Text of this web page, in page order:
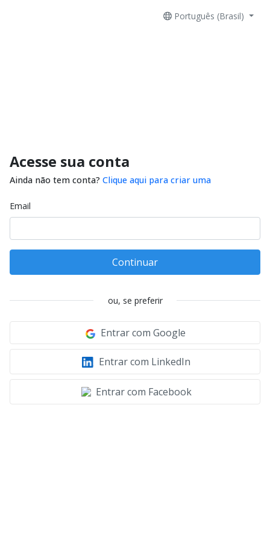
Português (Brasil)
Acesse sua conta
Ainda não tem conta? Clique aqui para criar uma
Email
Continuar
ou, se preferir
Entrar com Google
Entrar com LinkedIn
Entrar com Facebook